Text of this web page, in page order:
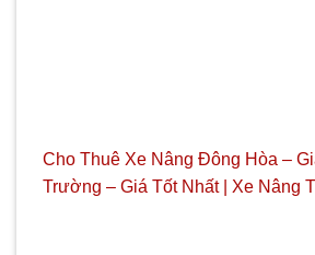
Cho Thuê Xe Nâng Đông Hòa –
Trường – Giá Tốt Nhất | Xe Nâng